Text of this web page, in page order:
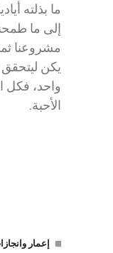
ما بذلته
إلى ما
مشروعنا
يكن
واحد، فكل
الأحبة.
إعمار